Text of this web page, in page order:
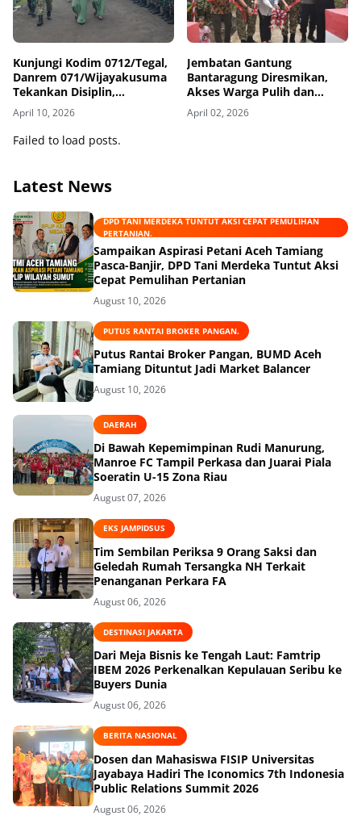
Kunjungi Kodim 0712/Tegal,
Danrem 071/Wijayakusuma
Tekankan Disiplin,
Kesehatan, dan
Keharmonisan Keluarga
April 10, 2026
Jembatan Gantung
Bantaragung Diresmikan,
Akses Warga Pulih dan
Harapan Baru Tumbuh di
Pemalang
April 02, 2026
Failed to load posts.
Latest News
DPD TANI MERDEKA TUNTUT AKSI CEPAT PEMULIHAN
PERTANIAN.
Sampaikan Aspirasi Petani Aceh Tamiang
Pasca-Banjir, DPD Tani Merdeka Tuntut Aksi
Cepat Pemulihan Pertanian
August 10, 2026
PUTUS RANTAI BROKER PANGAN.
Putus Rantai Broker Pangan, BUMD Aceh
Tamiang Dituntut Jadi Market Balancer
August 10, 2026
DAERAH
Di Bawah Kepemimpinan Rudi Manurung,
Manroe FC Tampil Perkasa dan Juarai Piala
Soeratin U-15 Zona Riau
August 07, 2026
EKS JAMPIDSUS
Tim Sembilan Periksa 9 Orang Saksi dan
Geledah Rumah Tersangka NH Terkait
Penanganan Perkara FA
August 06, 2026
DESTINASI JAKARTA
Dari Meja Bisnis ke Tengah Laut: Famtrip
IBEM 2026 Perkenalkan Kepulauan Seribu ke
Buyers Dunia
August 06, 2026
BERITA NASIONAL
Dosen dan Mahasiswa FISIP Universitas
Jayabaya Hadiri The Iconomics 7th Indonesia
Public Relations Summit 2026
August 06, 2026